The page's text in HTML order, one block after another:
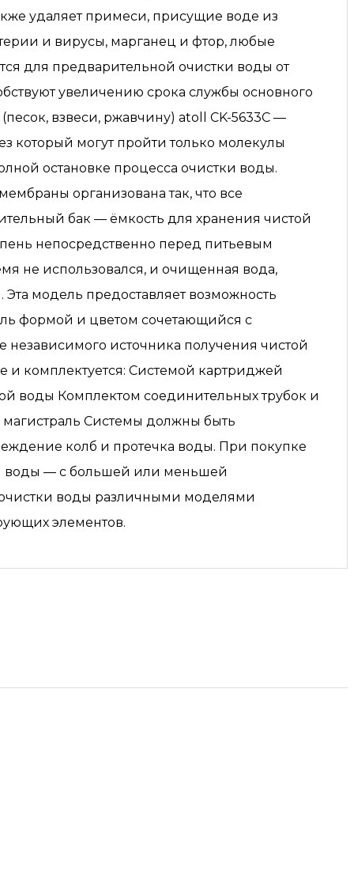
удаляет примеси, присущие воде из
и вирусы, марганец и фтор, любые
для предварительной очистки воды от
увеличению срока службы основного
взвеси, ржавчину) atoll CK-5633C —
который могут пройти только молекулы
остановке процесса очистки воды.
организована так, что все
бак — ёмкость для хранения чистой
непосредственно перед питьевым
не использовался, и очищенная вода,
модель предоставляет возможность
формой и цветом сочетающийся с
независимого источника получения чистой
и комплектуется: Cистемой картриджей
воды Комплектом соединительных трубок и
Системы должны быть
колб и протечка воды. При покупке
воды — с большей или меньшей
воды различными моделями
элементов.